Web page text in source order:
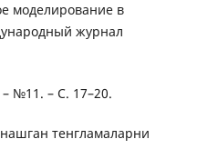
моделирование в
журнал
№11. – С. 17–20.
тенгламаларни